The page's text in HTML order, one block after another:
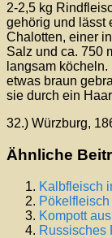
2-2,5 kg
gehörig und lässt
Chalotten, einer
Salz und ca. 750
langsam
etwas braun
sie durch ein
32.) Würzburg,
Ähnliche
Kalbfleisch
Kompott